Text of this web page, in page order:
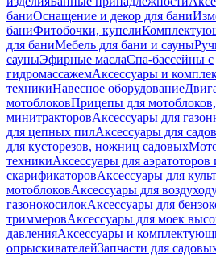
баниОснащение и декор для бани
баниФитобочки, купели
для баниМебель для бани и сауны
сауныЭфирные маслаСпа-бассейны с
гидромассажемАксессуары и
техникиНавесное оборудование
мотоблоковПрицепы для мотоблоков,
минитракторовАксессуары для
для цепных пилАксессуары для
для кусторезов, ножниц садовых
техникиАксессуары для аэратоторов
скарификаторовАксессуары для
мотоблоковАксессуары для
газонокосилокАксессуары для
триммеровАксессуары для моек
давленияАксессуары и
опрыскивателейЗапчасти для